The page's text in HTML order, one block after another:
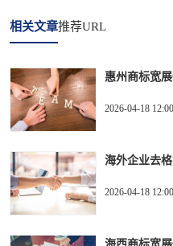
相关文章推荐URL
惠州商标宽
2026-04-18
海外企业去
2026-04-18
海西商标宽